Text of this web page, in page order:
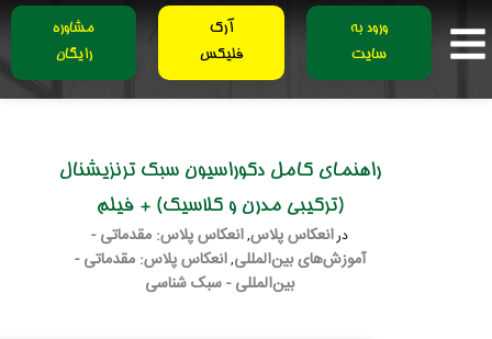
ورود به
سایت
آرک
فلیکس
مشاوره
رایگان
راهنمای کامل دکوراسیون سبک ترنزیشنال
(ترکیبی مدرن و کلاسیک) + فیلم
درانعکاس پلاس,انعکاس پلاس: مقدماتی -
آموزش‌های بین‌المللی,انعکاس پلاس: مقدماتی -
بین‌المللی - سبک شناسی